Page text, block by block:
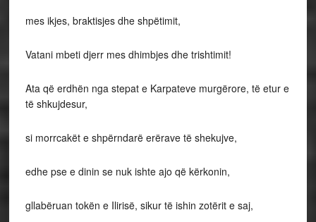
mes ikjes, braktisjes dhe shpëtimit,
Vatani mbeti djerr mes dhimbjes dhe trishtimit!
Ata që erdhën nga stepat e Karpateve murgërore, të etur e
të shkujdesur,
si morrcakët e shpërndarë erërave të shekujve,
edhe pse e dinin se nuk ishte ajo që kërkonin,
gllabëruan tokën e Ilirisë, sikur të ishin zotërit e saj,